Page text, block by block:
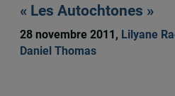
« Les Autochtones »
28 novembre 2011, Lilyane
Daniel Thomas